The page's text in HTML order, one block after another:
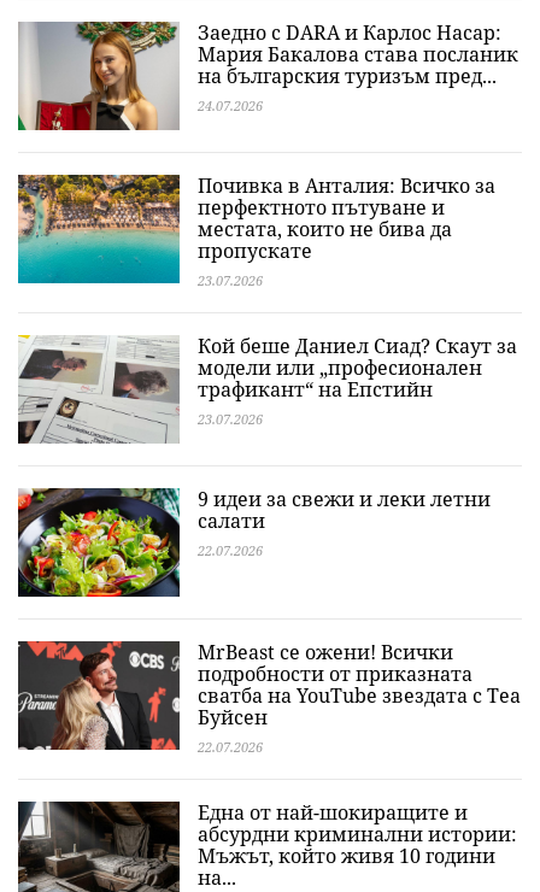
Заедно с DARA и Карлос Насар:
Мария Бакалова става посланик
на българския туризъм пред...
24.07.2026
Почивка в Анталия: Всичко за
перфектното пътуване и
местата, които не бива да
пропускате
23.07.2026
Кой беше Даниел Сиад? Скаут за
модели или „професионален
трафикант“ на Епстийн
23.07.2026
9 идеи за свежи и леки летни
салати
22.07.2026
MrBeast се ожени! Всички
подробности от приказната
сватба на YouTube звездата с Теа
Буйсен
22.07.2026
Една от най-шокиращите и
абсурдни криминални истории:
Мъжът, който живя 10 години
на...